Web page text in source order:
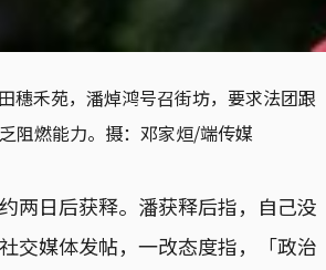
穗禾苑，潘焯鸿号召街坊，要求法团跟
阻燃能力。摄：邓家烜/端传媒
两日后获释。潘获释后指，自己没
交媒体发帖，一改态度指，「政治